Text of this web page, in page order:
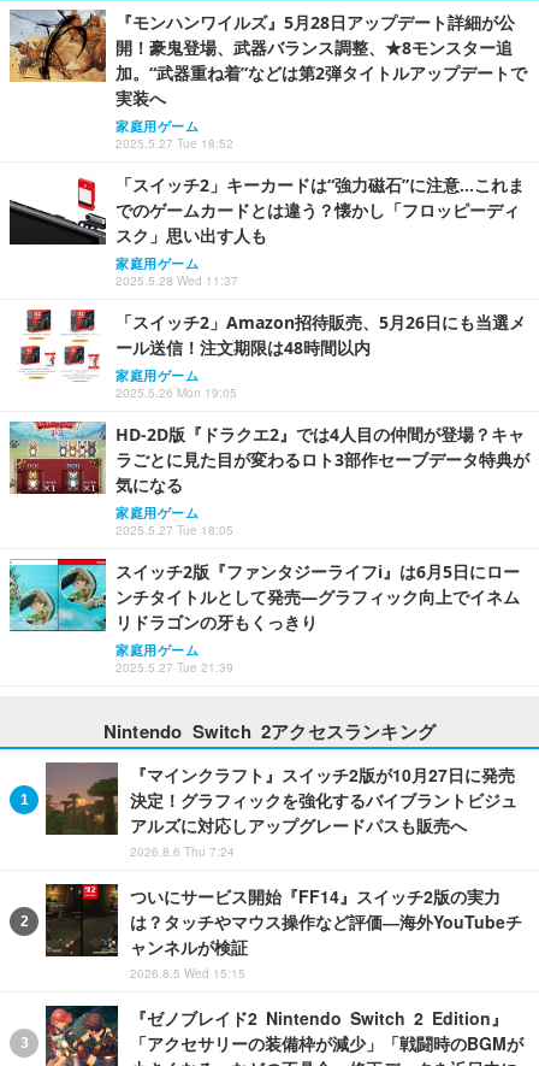
『モンハンワイルズ』5月28日アップデート詳細が公
開！豪鬼登場、武器バランス調整、★8モンスター追
加。“武器重ね着”などは第2弾タイトルアップデートで
実装へ
家庭用ゲーム
2025.5.27 Tue 18:52
「スイッチ2」キーカードは“強力磁石”に注意…これま
でのゲームカードとは違う？懐かし「フロッピーディ
スク」思い出す人も
家庭用ゲーム
2025.5.28 Wed 11:37
「スイッチ2」Amazon招待販売、5月26日にも当選メ
ール送信！注文期限は48時間以内
家庭用ゲーム
2025.5.26 Mon 19:05
HD-2D版『ドラクエ2』では4人目の仲間が登場？キャ
ラごとに見た目が変わるロト3部作セーブデータ特典が
気になる
家庭用ゲーム
2025.5.27 Tue 18:05
スイッチ2版『ファンタジーライフi』は6月5日にロー
ンチタイトルとして発売―グラフィック向上でイネム
リドラゴンの牙もくっきり
家庭用ゲーム
2025.5.27 Tue 21:39
Nintendo Switch 2アクセスランキング
『マインクラフト』スイッチ2版が10月27日に発売
決定！グラフィックを強化するバイブラントビジュ
アルズに対応しアップグレードパスも販売へ
2026.8.6 Thu 7:24
ついにサービス開始『FF14』スイッチ2版の実力
は？タッチやマウス操作など評価―海外YouTubeチ
ャンネルが検証
2026.8.5 Wed 15:15
『ゼノブレイド2 Nintendo Switch 2 Edition』
「アクセサリーの装備枠が減少」「戦闘時のBGMが